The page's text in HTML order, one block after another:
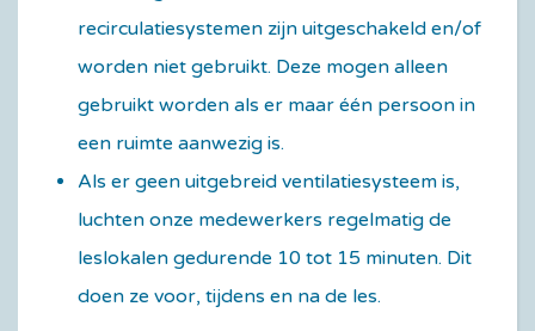
recirculatiesystemen zijn uitgeschakeld en/of
worden niet gebruikt. Deze mogen alleen
gebruikt worden als er maar één persoon in
een ruimte aanwezig is.
Als er geen uitgebreid ventilatiesysteem is,
luchten onze medewerkers regelmatig de
leslokalen gedurende 10 tot 15 minuten. Dit
doen ze voor, tijdens en na de les.